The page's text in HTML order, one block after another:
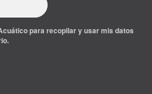
para recopilar y usar mis datos